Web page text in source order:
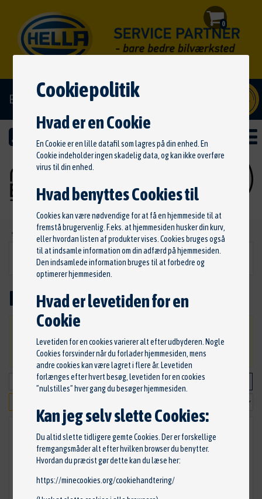
El/hybrid godkendt
Ny søgning
Bremseklodser
Bremseklodser
betaling og levering af dine varer.
0
Cookiepolitik
Hvad er en Cookie
En Cookie er en lille datafil som lagres på din enhed. En
Cookie indeholder ingen skadelig data, og kan ikke overføre
virus til din enhed.
Hvad benyttes Cookies til
Cookies kan være nødvendige for at få en hjemmeside til at
fremstå brugervenlig. F.eks. at hjemmesiden husker din kurv,
eller hvordan listen af produkter vises. Cookies bruges også
til at indsamle information om din adfærd på hjemmesiden.
Den indsamlede information bruges til at forbedre og
optimerer hjemmesiden.
Hvad er levetiden for en
Cookie
Levetiden for en cookies varierer alt efter udbyderen. Nogle
Cookies forsvinder når du forlader hjemmesiden, mens
andre cookies kan være lagret i flere år. Levetiden
forlænges efter hvert besøg, levetiden for en cookies
”nulstilles” hver gang du besøger hjemmesiden.
Kan jeg selv slette Cookies:
Du altid slette tidligere gemte Cookies. Der er forskellige
fremgangsmåder alt efter hvilken browser du benytter.
Hvordan du præcist gør dette kan du læse her:
https://minecookies.org/cookiehandtering/